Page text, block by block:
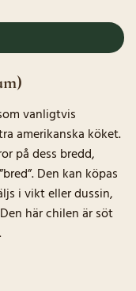
vanligtvis
amerikanska köket.
på dess bredd,
Den kan köpas
i vikt eller dussin,
här chilen är söt